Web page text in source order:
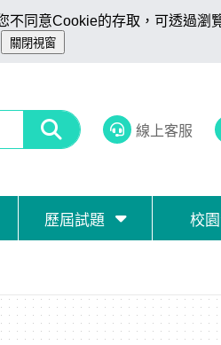
同意Cookie的存取，可透過瀏
線上客服
歷屆試題 校